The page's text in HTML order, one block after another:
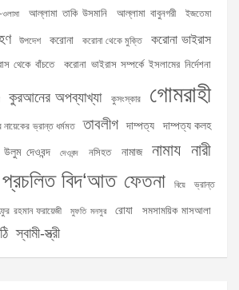
আল্লামা তাকি উসমানি আল্লামা বাবুনগরী ইজতেমা
উপদেশ করোনা করোনা থেকে মুক্তি করোনা ভাইরাস
থেকে বাঁচতে করোনা ভাইরাস সম্পর্কে ইসলামের নির্দেশনা
কুরআনের অপব্যাখ্যা কুসংস্কার গোমরাহী
নায়েকের ভ্রান্ত ধর্মমত তাবলীগ দাম্পত্য দাম্পত্য কলহ
দেওবন্দ দেওবন্দ নসিহত নামাজ নামায নারী
প্রচলিত বিদ‘আত ফেতনা বিয়ে ভ্রান্ত
রহমান ফরায়েজী মুফতি মনসুর রোযা সমসাময়িক মাসআলা
স্বামী-স্ত্রী